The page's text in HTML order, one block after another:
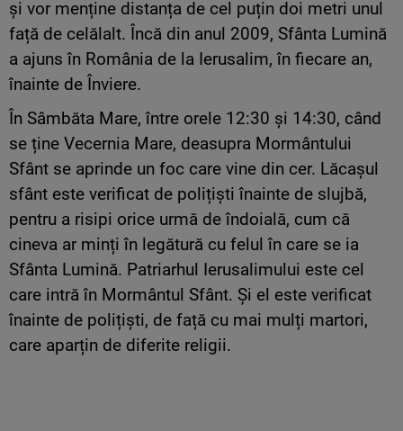
și vor menține distanța de cel puțin doi metri unul
față de celălalt. Încă din anul 2009, Sfânta Lumină
a ajuns în România de la Ierusalim, în fiecare an,
înainte de Înviere.
În Sâmbăta Mare, între orele 12:30 și 14:30, când
se ține Vecernia Mare, deasupra Mormântului
Sfânt se aprinde un foc care vine din cer. Lăcașul
sfânt este verificat de polițiști înainte de slujbă,
pentru a risipi orice urmă de îndoială, cum că
cineva ar minți în legătură cu felul în care se ia
Sfânta Lumină. Patriarhul Ierusalimului este cel
care intră în Mormântul Sfânt. Și el este verificat
înainte de polițiști, de față cu mai mulți martori,
care aparțin de diferite religii.